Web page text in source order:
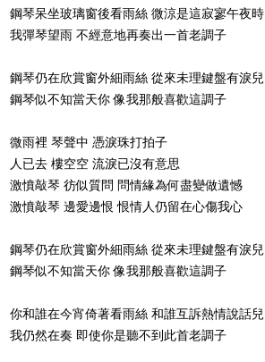
鋼琴呆坐玻璃窗後看雨絲 微涼是這寂寥午夜時
我彈琴望雨 不經意地再奏出一首老調子
鋼琴仍在欣賞窗外細雨絲 從來未理鍵盤有淚兒
鋼琴似不知當天你 像我那般喜歡這調子
微雨裡 琴聲中 憑淚珠打拍子
人已去 樓空空 流淚已沒有意思
激憤敲琴 彷似質問 問情緣為何盡變做遺憾
激憤敲琴 邊愛邊恨 恨情人仍留在心傷我心
鋼琴仍在欣賞窗外細雨絲 從來未理鍵盤有淚兒
鋼琴似不知當天你 像我那般喜歡這調子
你和誰在今宵倚著看雨絲 和誰互訴熱情說話兒
我仍然在奏 即使你是聽不到此首老調子